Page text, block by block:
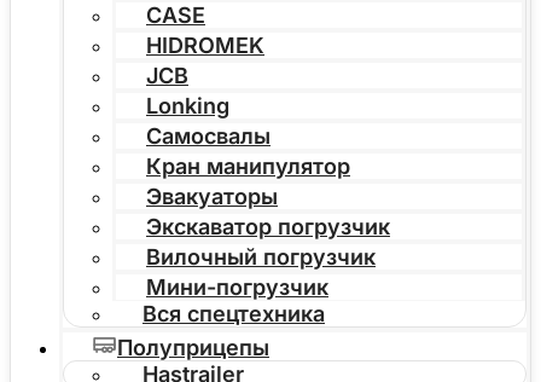
CASE
HIDROMEK
JCB
Lonking
Самосвалы
Кран манипулятор
Эвакуаторы
Экскаватор погрузчик
Вилочный погрузчик
Мини-погрузчик
Вся спецтехника
Полуприцепы
Hastrailer